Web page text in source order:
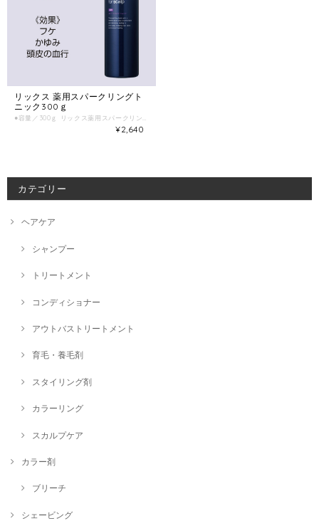
リックス 薬用スパークリングト
ニック300ｇ
¥2,640
カテゴリー
ヘアケア
シャンプー
トリートメント
コンディショナー
アウトバストリートメント
育毛・養毛剤
スタイリング剤
カラーリング
スカルプケア
カラー剤
ブリーチ
シェービング